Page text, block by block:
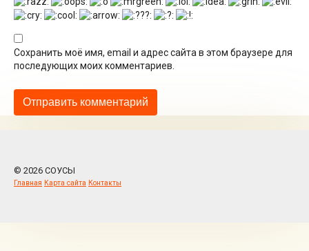
Сохранить моё имя, email и адрес сайта в этом браузере для
последующих моих комментариев.
© 2026 СОУСЫ
Главная Карта сайта Контакты